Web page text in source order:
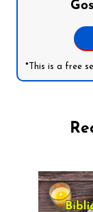
*This is a free